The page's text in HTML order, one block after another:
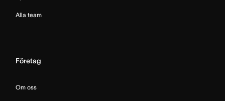
Alla team
Företag
Om oss